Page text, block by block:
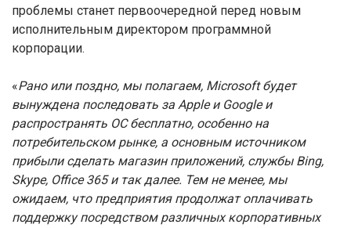
проблемы станет первоочередной перед новым
исполнительным директором программной
корпорации.
«Рано или поздно, мы полагаем, Microsoft будет
вынуждена последовать за Apple и Google и
распространять ОС бесплатно, особенно на
потребительском рынке, а основным источником
прибыли сделать магазин приложений, службы Bing,
Skype, Office 365 и так далее. Тем не менее, мы
ожидаем, что предприятия продолжат оплачивать
поддержку посредством различных корпоративных